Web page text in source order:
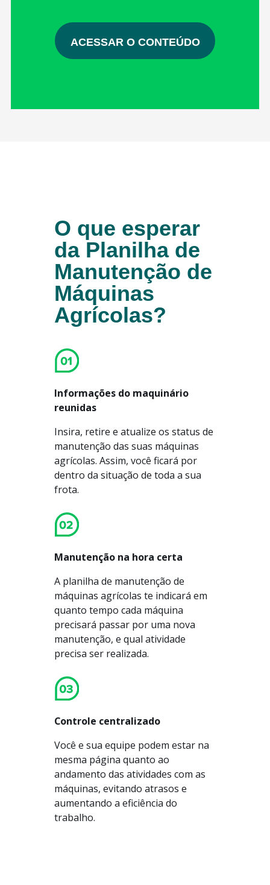
O que esperar
da Planilha de
Manutenção de
Máquinas
Agrícolas?
Informações do maquinário
reunidas
Insira, retire e atualize os status de
manutenção das suas máquinas
agrícolas. Assim, você ficará por
dentro da situação de toda a sua
frota.
Manutenção na hora certa
A planilha de manutenção de
máquinas agrícolas te indicará em
quanto tempo cada máquina
precisará passar por uma nova
manutenção, e qual atividade
precisa ser realizada.
Controle centralizado
Você e sua equipe podem estar na
mesma página quanto ao
andamento das atividades com as
máquinas, evitando atrasos e
aumentando a eficiência do
trabalho.